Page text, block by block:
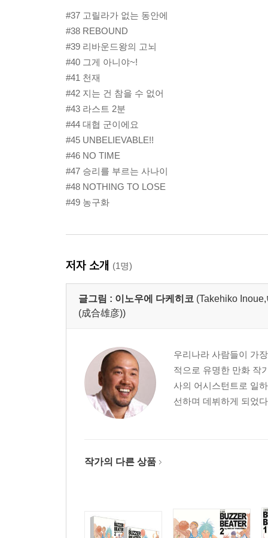
#37 고릴라가 없는 동안에
#38 REBOUND
#39 리바운드왕의 고뇌
#40 그게 아니야~!
#41 천재
#42 지는 건 참을 수 없어
#43 라스트 2분
#44 대협 군이에요
#45 UNBELIEVABLE!!
#46 NO TIME
#47 승리를 부르는 사나이
#48 NOTHING TO LOSE
#49 농구화
저자 소개 (1명)
글그림 : 이노우에 다케히코 (Takehiko
(成合雄彦))
우리나라 사람들이 가
적으로 유명한 만화 작
사의 어시스턴트로 일
선하며 데뷔하게 되었
작가의 다른 상품